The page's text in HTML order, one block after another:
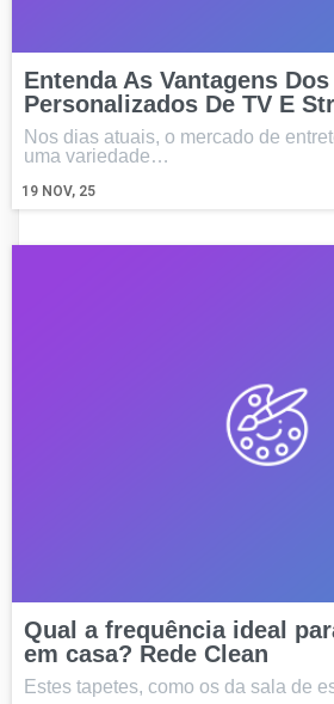
Entenda As Vantagens
Personalizados De TV E
19 NOV, 25
Nos dias atuais, o mercado de
uma variedade…
Qual a frequência ideal
em casa? Rede Clean
Estes tapetes, como os da sala de